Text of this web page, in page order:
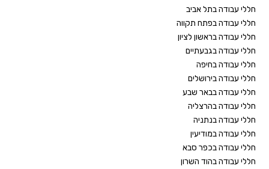
חללי עבודה בתל אביב
חללי עבודה בפתח תקווה
חללי עבודה בראשון לציון
חללי עבודה בגבעתיים
חללי עבודה בחיפה
חללי עבודה בירושלים
חללי עבודה בבאר שבע
חללי עבודה בהרצליה
חללי עבודה בנתניה
חללי עבודה במודיעין
חללי עבודה בכפר סבא
חללי עבודה בהוד השרון